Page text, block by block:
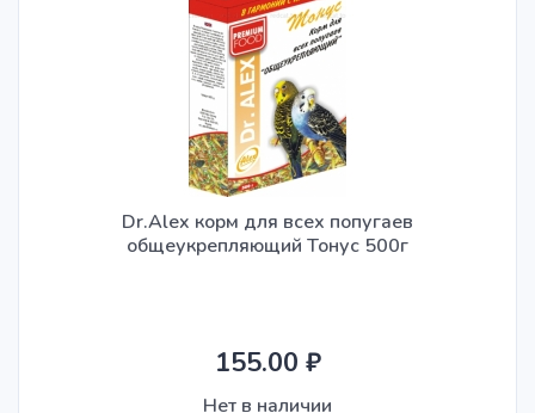
Dr.Alex корм для всех попугаев
общеукрепляющий Тонус 500г
155.00 ₽
Нет в наличии